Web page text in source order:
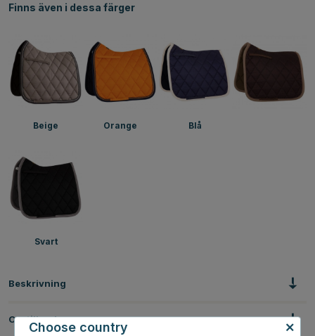
Finns även i dessa färger
Beige Orange Blå
Svart
Beskrivning
Om tillverkaren
Choose country